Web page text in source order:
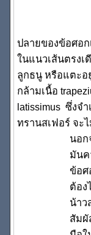
ปลายของข้อศอ
ในแนวเส้นตรงเ
ลูกธนู หรือแตะอ
กล้ามเนื้อ
latissimus ซึ่งจ
ทรานสเฟอร์ จะ
นอก
มันค
ข้อศ
ต้อง
น้าว
สัมผั